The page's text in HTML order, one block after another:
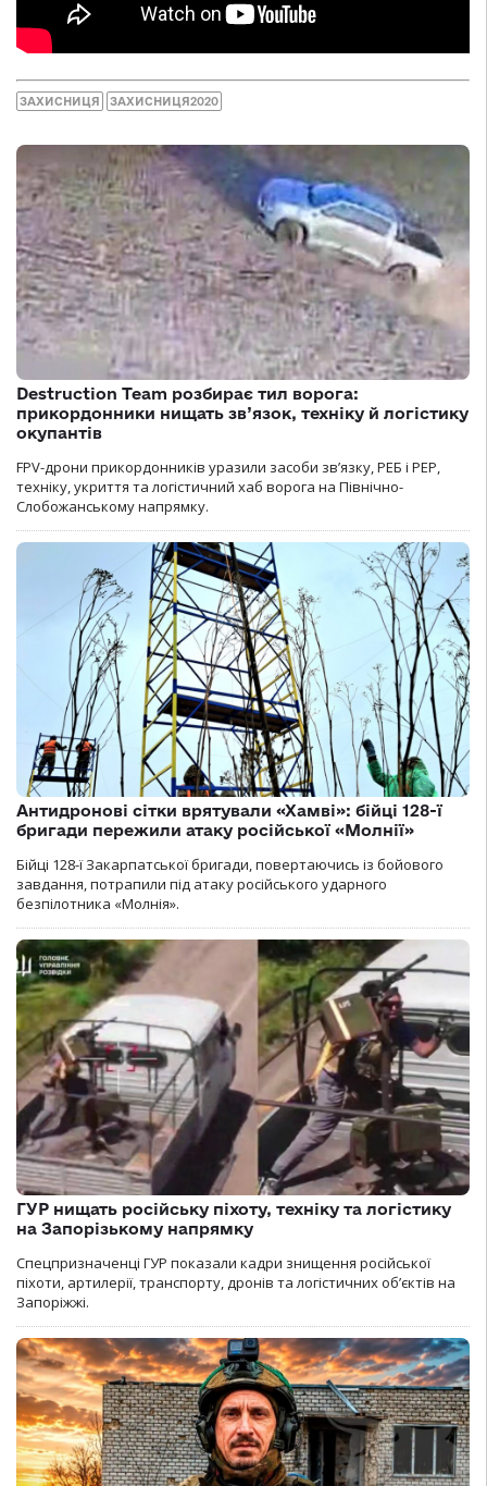
ЗАХИСНИЦЯ ЗАХИСНИЦЯ2020
Destruction Team розбирає тил ворога:
прикордонники нищать зв’язок, техніку й логістику
окупантів
FPV-дрони прикордонників уразили засоби зв’язку, РЕБ і РЕР,
техніку, укриття та логістичний хаб ворога на Північно-
Слобожанському напрямку.
Антидронові сітки врятували «Хамві»: бійці 128-ї
бригади пережили атаку російської «Молнії»
Бійці 128-ї Закарпатської бригади, повертаючись із бойового
завдання, потрапили під атаку російського ударного
безпілотника «Молнія».
ГУР нищать російську піхоту, техніку та логістику
на Запорізькому напрямку
Спецпризначенці ГУР показали кадри знищення російської
піхоти, артилерії, транспорту, дронів та логістичних об’єктів на
Запоріжжі.